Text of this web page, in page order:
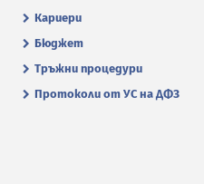
Кариери
Бюджет
Тръжни процедури
Протоколи от УС на ДФЗ